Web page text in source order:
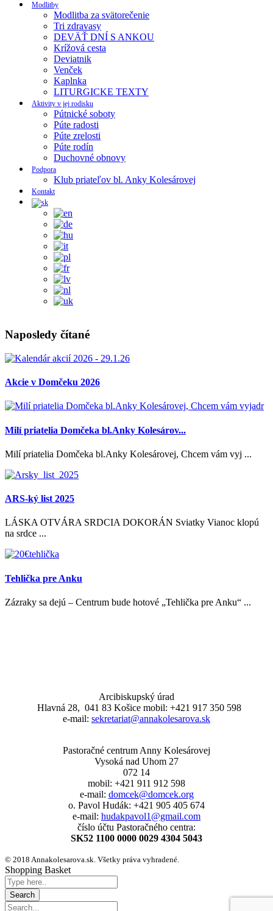
Modlitby
Modlitba za svätorečenie
Tri zdravasy
DEVÄŤ DNÍ S ANKOU
Krížová cesta
Deviatnik
Venček
Kaplnka
LITURGICKE TEXTY
Aktivity v jej rodisku
Pútnické soboty
Púte radosti
Púte zrelosti
Púte rodín
Duchovné obnovy
Podpora
Klub priateľov bl. Anky Kolesárovej
Kontakt
Naposledy čítané
Akcie v Domčeku 2026
Milí priatelia Domčeka bl.Anky Kolesárov...
Milí priatelia Domčeka bl.Anky Kolesárovej, Chcem vám vyj ...
ARS-ký list 2025
LÁSKA OTVÁRA SRDCIA DOKORÁN Sviatky Vianoc klopú
na srdce ...
Tehlička pre Anku
Zázraky sa dejú – Centrum bude hotové „Tehlička pre Anku“ ...
Arcibiskupský úrad
Hlavná 28, 041 83 Košice mobil: +421 917 350 598
e-mail: sekretariat@annakolesarova.sk
Pastoračné centrum Anny Kolesárovej
Vysoká nad Uhom 27
072 14
mobil: +421 911 912 598
e-mail: domcek@domcek.org
o. Pavol Hudák: +421 905 405 674
e-mail: hudakpavol1@gmail.com
číslo účtu Pastoračného centra:
SK52 1100 0000 0029 4304 5043
© 2018 Annakolesarova.sk. Všetky práva vyhradené.
Shopping Basket